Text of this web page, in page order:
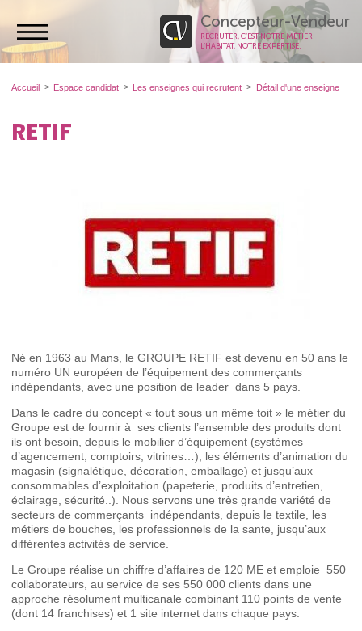
Concepteur-Vendeur
RECRUTER, C’EST NOTRE MÉTIER.
L’HABITAT, NOTRE EXPERTISE.
Accueil Espace candidat Les enseignes qui recrutent Détail d'une enseigne
RETIF
Né en 1963 au Mans, le GROUPE RETIF est devenu en 50 ans le
numéro UN européen de l’équipement des commerçants
indépendants, avec une position de leader dans 5 pays.
Dans le cadre du concept « tout sous un même toit » le métier du
Groupe est de fournir à ses clients l’ensemble des produits dont
ils ont besoin, depuis le mobilier d’équipement (systèmes
d’agencement, comptoirs, vitrines…), les éléments d’animation du
magasin (signalétique, décoration, emballage) et jusqu’aux
consommables d’exploitation (papeterie, produits d’entretien,
éclairage, sécurité..). Nous servons une très grande variété de
secteurs de commerçants indépendants, depuis le textile, les
métiers de bouches, les professionnels de la sante, jusqu’aux
différentes activités de service.
Le Groupe réalise un chiffre d’affaires de 120 ME et emploie 550
collaborateurs, au service de ses 550 000 clients dans une
approche résolument multicanale combinant 110 points de vente
(dont 14 franchises) et 1 site internet dans chaque pays.